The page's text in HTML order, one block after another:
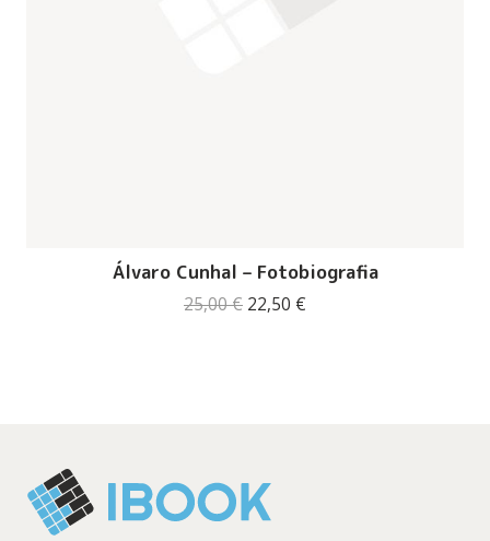
Álvaro Cunhal – Fotobiografia
25,00€ O
22,50 €